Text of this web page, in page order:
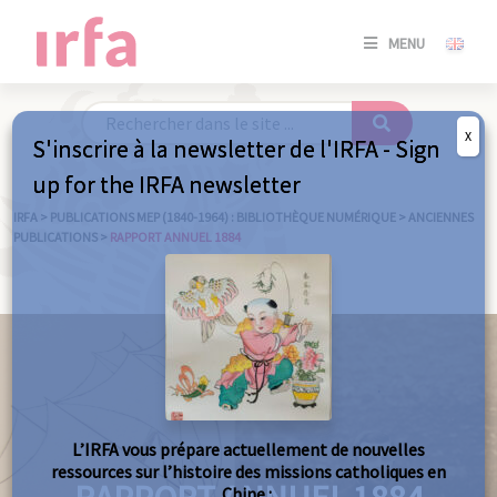
MENU
SE
/
IRFA > PUBLICATIONS MEP (1840-1964) : BIBLIOTHÈQUE NUMÉRIQUE > ANCIENNES
PUBLICATIONS > RAPPORT ANNUEL 1884
S'inscrire à la newsletter de l'IRFA - Sign
up for the IRFA newsletter
L’IRFA vous prépare actuellement de nouvelles
ressources sur l’histoire des missions catholiques en
X